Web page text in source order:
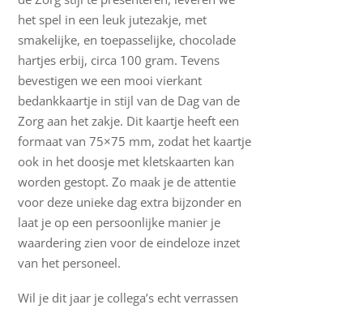
het spel in een leuk jutezakje, met
smakelijke, en toepasselijke, chocolade
hartjes erbij, circa 100 gram. Tevens
bevestigen we een mooi vierkant
bedankkaartje in stijl van de Dag van de
Zorg aan het zakje. Dit kaartje heeft een
formaat van 75×75 mm, zodat het kaartje
ook in het doosje met kletskaarten kan
worden gestopt. Zo maak je de attentie
voor deze unieke dag extra bijzonder en
laat je op een persoonlijke manier je
waardering zien voor de eindeloze inzet
van het personeel.
Wil je dit jaar je collega’s echt verrassen